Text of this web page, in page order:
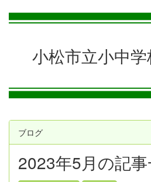
小松市立小中
ブログ
2023年5月の記